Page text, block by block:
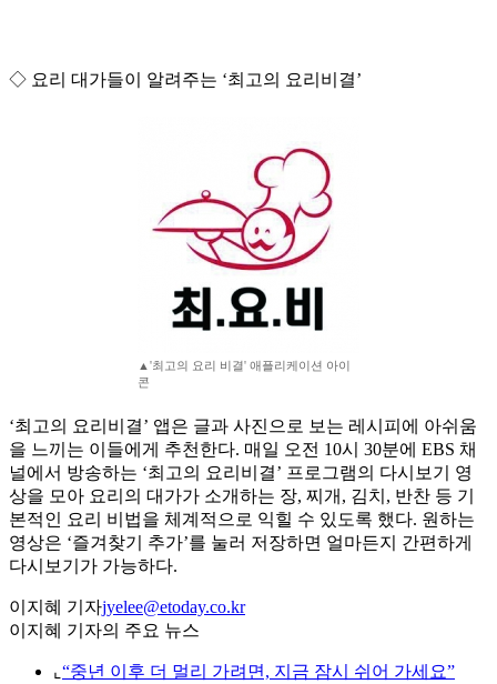
◇ 요리 대가들이 알려주는 ‘최고의 요리비결’
▲'최고의 요리 비결' 애플리케이션 아이
콘
‘최고의 요리비결’ 앱은 글과 사진으로 보는 레시피에 아쉬움
을 느끼는 이들에게 추천한다. 매일 오전 10시 30분에 EBS 채
널에서 방송하는 ‘최고의 요리비결’ 프로그램의 다시보기 영
상을 모아 요리의 대가가 소개하는 장, 찌개, 김치, 반찬 등 기
본적인 요리 비법을 체계적으로 익힐 수 있도록 했다. 원하는
영상은 ‘즐겨찾기 추가’를 눌러 저장하면 얼마든지 간편하게
다시보기가 가능하다.
이지혜 기자jyelee@etoday.co.kr
이지혜 기자의 주요 뉴스
⌞ “중년 이후 더 멀리 가려면, 지금 잠시 쉬어 가세요”